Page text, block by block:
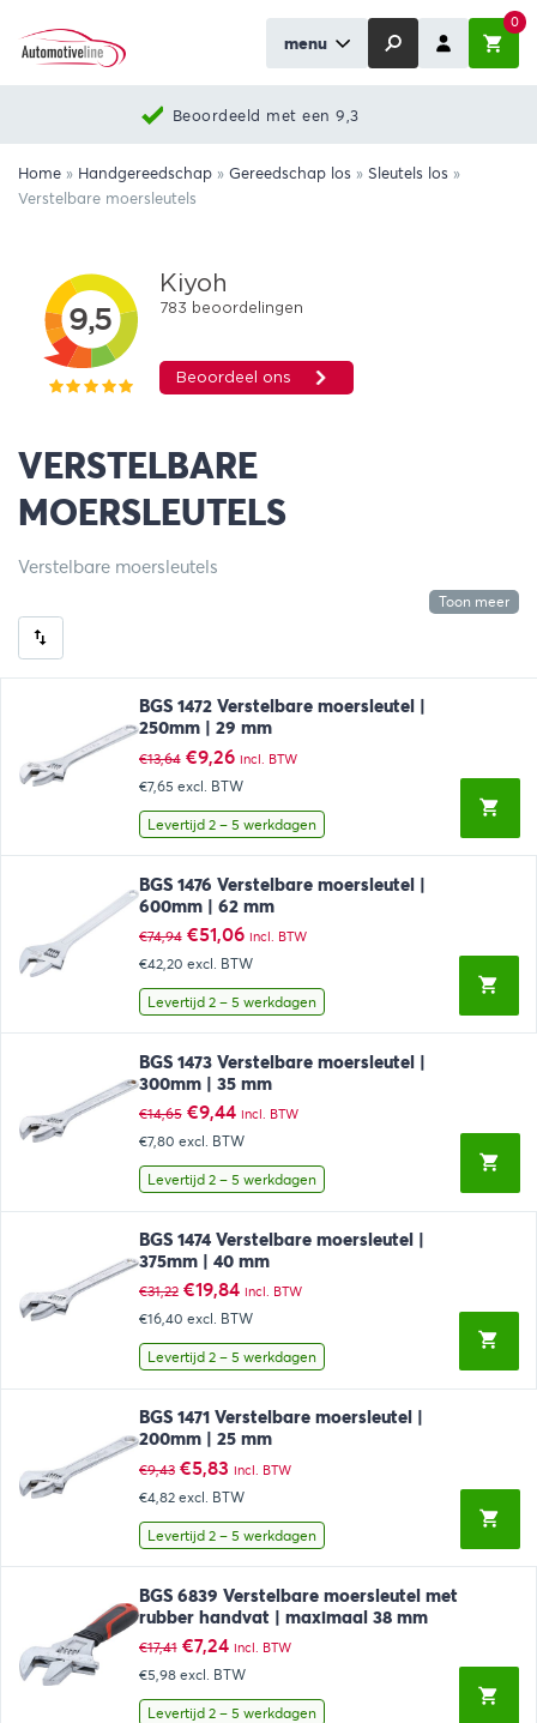
menu
0
Beoordeeld met een 9,3
Home » Handgereedschap » Gereedschap los » Sleutels los »
Verstelbare moersleutels
VERSTELBARE
MOERSLEUTELS
Verstelbare moersleutels
Toon meer
BGS 1472 Verstelbare moersleutel |
250mm | 29 mm
€13,64 Oorspronkelijke
prijs
was:
€13,64.
€9,26Huidige
prijs
is:
€9,26.
incl. BTW
€7,65 excl. BTW
Levertijd 2 – 5 werkdagen
BGS 1476 Verstelbare moersleutel |
600mm | 62 mm
€74,94 Oorspronkelijke
prijs
was:
€74,94.
€51,06Huidige
prijs
is:
€51,06.
incl. BTW
€42,20 excl. BTW
Levertijd 2 – 5 werkdagen
BGS 1473 Verstelbare moersleutel |
300mm | 35 mm
€14,65 Oorspronkelijke
prijs
was:
€14,65.
€9,44Huidige
prijs
is:
€9,44.
incl. BTW
€7,80 excl. BTW
Levertijd 2 – 5 werkdagen
BGS 1474 Verstelbare moersleutel |
375mm | 40 mm
€31,22 Oorspronkelijke
prijs
was:
€31,22.
€19,84Huidige
prijs
is:
€19,84.
incl. BTW
€16,40 excl. BTW
Levertijd 2 – 5 werkdagen
BGS 1471 Verstelbare moersleutel |
200mm | 25 mm
€9,43 Oorspronkelijke
prijs
was:
€9,43.
€5,83Huidige
prijs
is:
€5,83.
incl. BTW
€4,82 excl. BTW
Levertijd 2 – 5 werkdagen
BGS 6839 Verstelbare moersleutel met
rubber handvat | maximaal 38 mm
€17,41 Oorspronkelijke
prijs
was:
€17,41.
€7,24Huidige
prijs
is:
€7,24.
incl. BTW
€5,98 excl. BTW
Levertijd 2 – 5 werkdagen